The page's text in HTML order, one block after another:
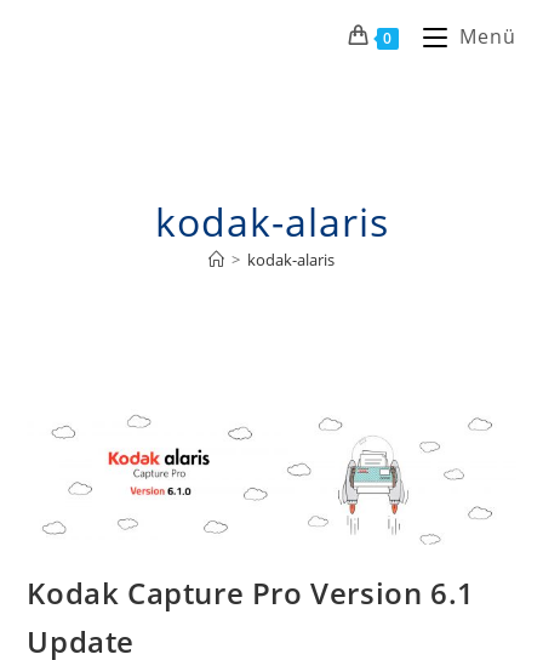
0 Menü
kodak-alaris
> kodak-alaris
Kodak Capture Pro Version 6.1
Update